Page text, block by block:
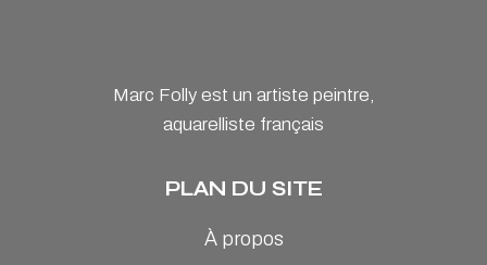
Marc Folly est un artiste peintre,
aquarelliste français
PLAN DU SITE
À propos